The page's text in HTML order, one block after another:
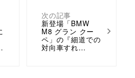
次の記事
新登場「BMW
M8 グラン クー
ペ」の『細道での
対向車すれ…